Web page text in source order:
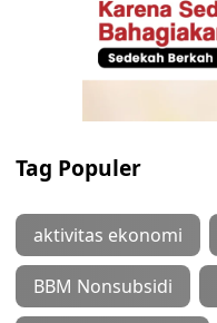
Tag Populer
aktivitas ekonomi
BBM Nonsubsidi